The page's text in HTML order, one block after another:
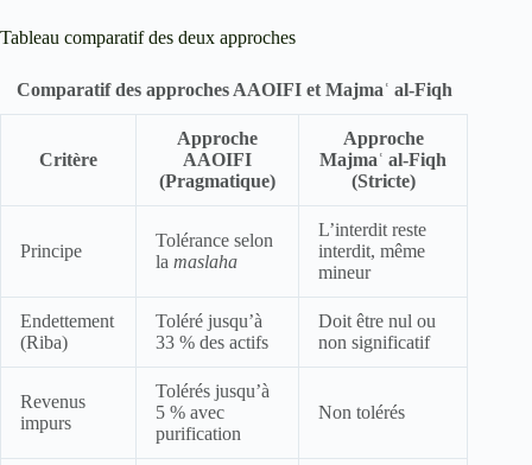
Tableau comparatif des deux approches
Comparatif des approches AAOIFI et Majmaʿ al-Fiqh
Critère
Approche
AAOIFI
(Pragmatique)
Approche
Majmaʿ al-Fiqh
(Stricte)
Principe
Tolérance selon
la maslaha
L’interdit reste
interdit, même
mineur
Endettement
(Riba)
Toléré jusqu’à
33 % des actifs
Doit être nul ou
non significatif
Revenus
impurs
Tolérés jusqu’à
5 % avec
purification
Non tolérés